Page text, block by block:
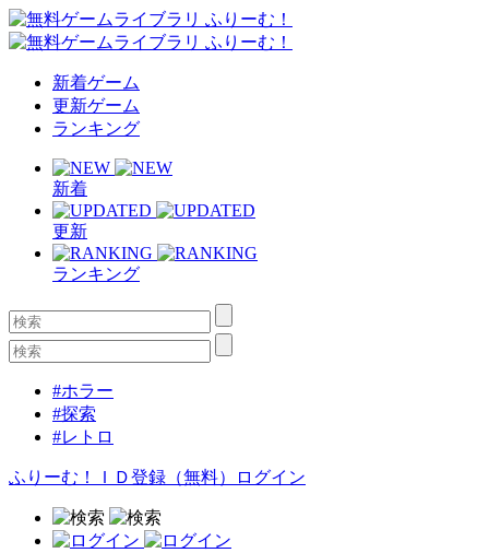
新着ゲーム
更新ゲーム
ランキング
新着
更新
ランキング
#ホラー
#探索
#レトロ
ふりーむ！ＩＤ登録（無料） ログイン